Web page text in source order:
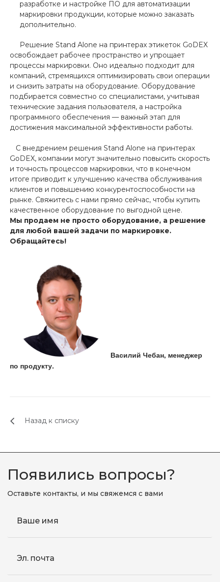
разработке и настройке ПО для автоматизации
маркировки продукции, которые можно заказать
дополнительно.
Решение Stand Alone на принтерах этикеток GoDEX
освобождает рабочее пространство и упрощает
процессы маркировки. Оно идеально подходит для
компаний, стремящихся оптимизировать свои операции
и снизить затраты на оборудование. Оборудование
подбирается совместно со специалистами, учитывая
технические задания пользователя, а настройка
программного обеспечения — важный этап для
достижения максимальной эффективности работы.
С внедрением решения Stand Alone на принтерах
GoDEX, компании могут значительно повысить скорость
и точность процессов маркировки, что в конечном
итоге приводит к улучшению качества обслуживания
клиентов и повышению конкурентоспособности на
рынке. Свяжитесь с нами прямо сейчас, чтобы купить
качественное оборудование по выгодной цене.
Мы продаем не просто оборудование, а решение
для любой вашей задачи по маркировке.
Обращайтесь!
Василий Чебан, менеджер
по продукту.
Назад к списку
Появились вопросы?
Оставьте контакты, и мы свяжемся с вами
Ваше имя
Эл. почта